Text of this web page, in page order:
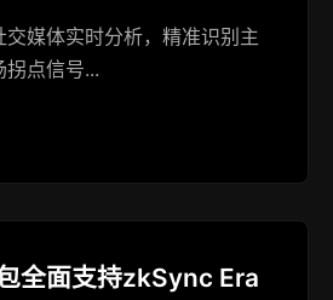
媒体实时分析，精准识别主
拐点信号...
全面支持zkSync Era